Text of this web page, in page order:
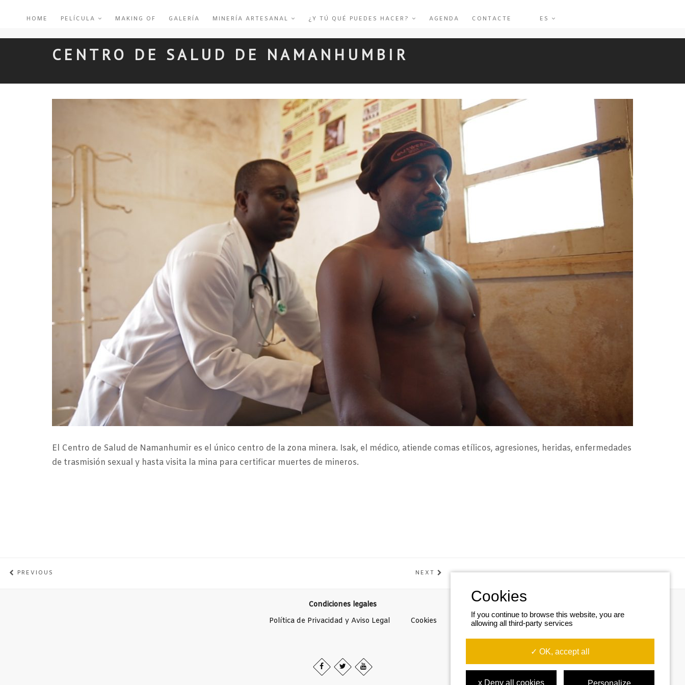
HOME PELÍCULA MAKING OF GALERÍA MINERÍA ARTESANAL ¿Y TÚ QUÉ PUEDES HACER? AGENDA CONTACTE ES
CENTRO DE SALUD DE NAMANHUMBIR
El Centro de Salud de Namanhumir es el único centro de la zona minera. Isak, el médico, atiende comas etílicos, agresiones, heridas, enfermedades
de trasmisión sexual y hasta visita la mina para certificar muertes de mineros.
PREVIOUS NEXT
Condiciones legales
Política de Privacidad y Aviso Legal
Cookies
If you continue to browse this website, you are
allowing all third-party services
✓ OK, accept all
x Deny all cookies Personalize